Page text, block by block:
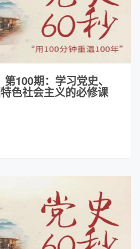
第100期：学习党史、
色社会主义的必修课